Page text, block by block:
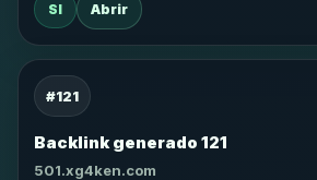
SI Abrir
#121
Backlink generado 121
501.xg4ken.com